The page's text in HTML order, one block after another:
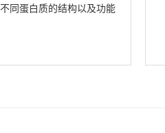
同蛋白质的结构以及功能